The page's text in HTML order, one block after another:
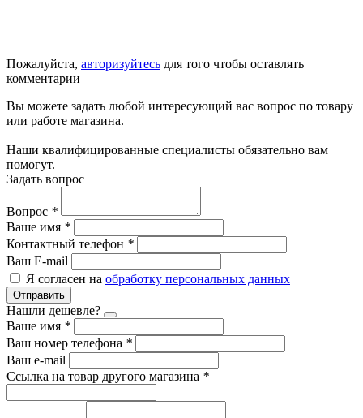
Пожалуйста, авторизуйтесь для того чтобы оставлять
комментарии
Вы можете задать любой интересующий вас вопрос по товару
или работе магазина.
Наши квалифицированные специалисты обязательно вам
помогут.
Задать вопрос
Вопрос *
Ваше имя *
Контактный телефон *
Ваш E-mail
Я согласен на обработку персональных данных
Отправить
Нашли дешевле?
Ваше имя *
Ваш номер телефона *
Ваш e-mail
Ссылка на товар другого магазина *